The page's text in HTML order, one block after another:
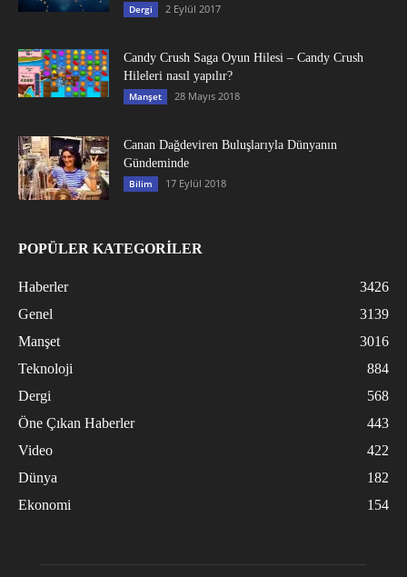
Dergi 2 Eylül 2017
Candy Crush Saga Oyun Hilesi – Candy Crush
Hileleri nasıl yapılır?
Manşet 28 Mayıs 2018
Canan Dağdeviren Buluşlarıyla Dünyanın
Gündeminde
Bilim 17 Eylül 2018
POPÜLER KATEGORİLER
Haberler
3426
Genel
3139
Manşet
3016
Teknoloji
884
Dergi
568
Öne Çıkan Haberler
443
Video
422
Dünya
182
Ekonomi
154